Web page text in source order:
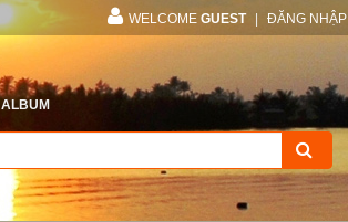
WELCOME GUEST ĐĂNG NHẬP
ALBUM